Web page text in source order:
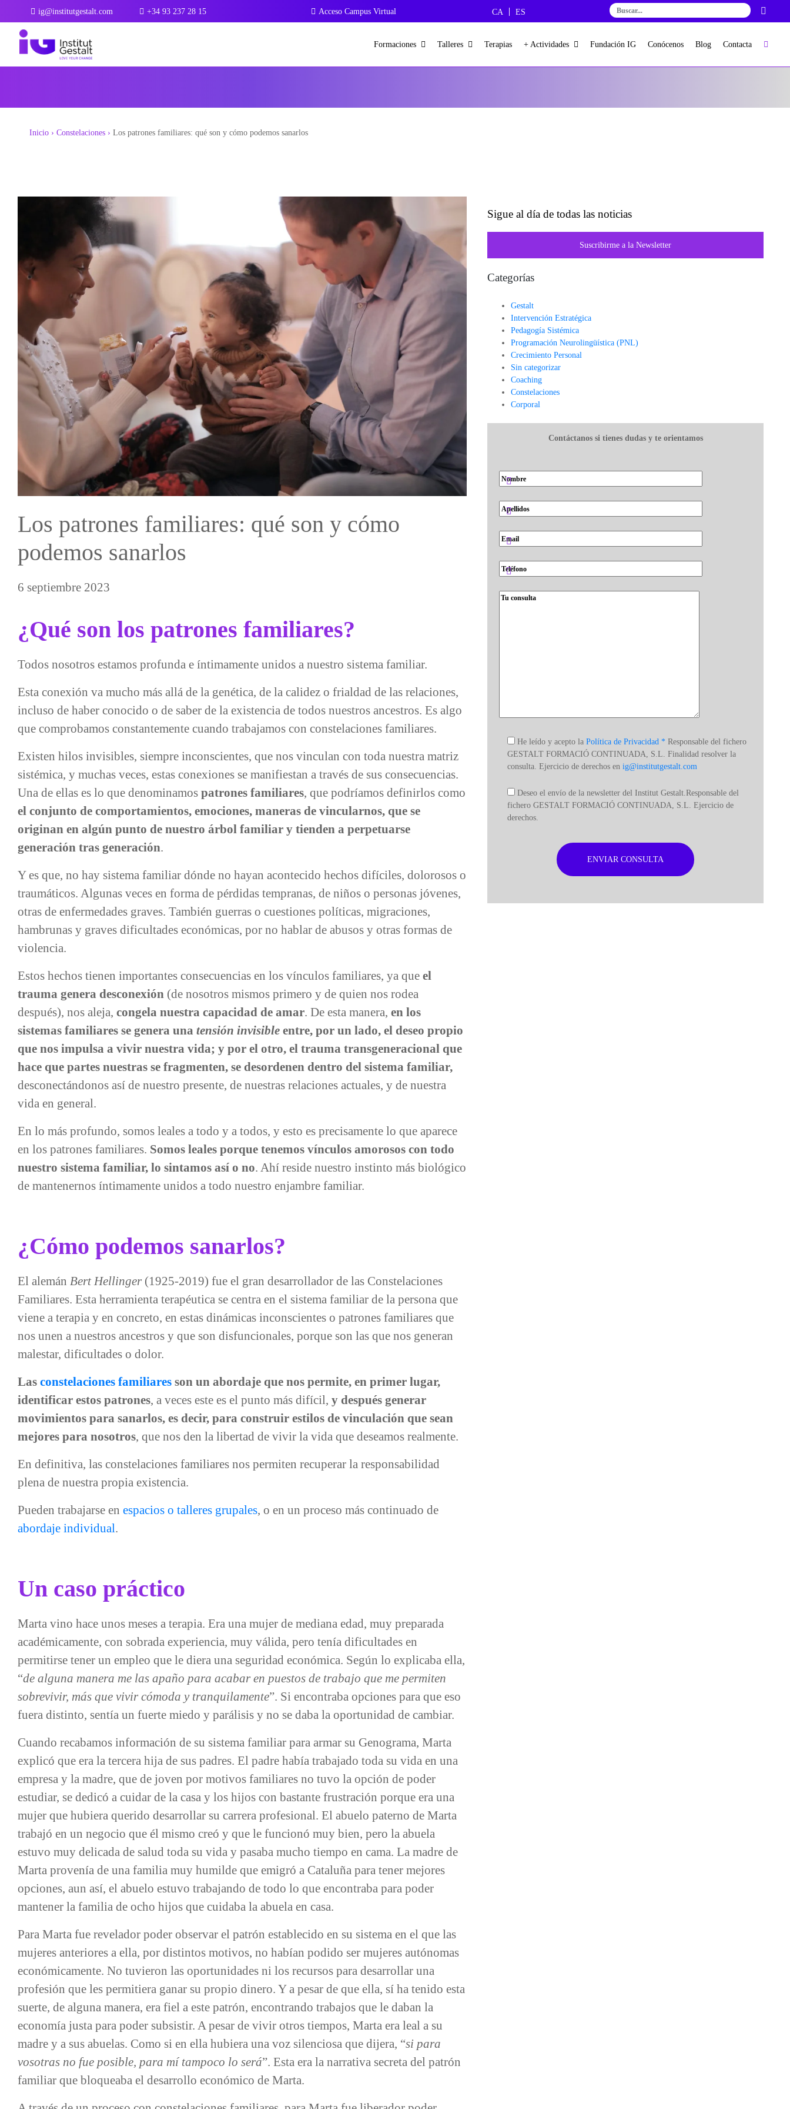
al
contenido
ig@institutgestalt.com +34 93 237 28 15 Acceso Campus Virtual CA ES
Formaciones Talleres Terapias + Actividades Fundación IG Conócenos Blog Contacta
Blog
Inicio › Constelaciones › Los patrones familiares: qué son y cómo podemos sanarlos
Los patrones familiares: qué son y cómo
podemos sanarlos
6 septiembre 2023
¿Qué son los patrones familiares?
Todos nosotros estamos profunda e íntimamente unidos a nuestro sistema familiar.
Esta conexión va mucho más allá de la genética, de la calidez o frialdad de las relaciones,
incluso de haber conocido o de saber de la existencia de todos nuestros ancestros. Es algo
que comprobamos constantemente cuando trabajamos con constelaciones familiares.
Existen hilos invisibles, siempre inconscientes, que nos vinculan con toda nuestra matriz
sistémica, y muchas veces, estas conexiones se manifiestan a través de sus consecuencias.
Una de ellas es lo que denominamos patrones familiares, que podríamos definirlos como
el conjunto de comportamientos, emociones, maneras de vincularnos, que se
originan en algún punto de nuestro árbol familiar y tienden a perpetuarse
generación tras generación.
Y es que, no hay sistema familiar dónde no hayan acontecido hechos difíciles, dolorosos o
traumáticos. Algunas veces en forma de pérdidas tempranas, de niños o personas jóvenes,
otras de enfermedades graves. También guerras o cuestiones políticas, migraciones,
hambrunas y graves dificultades económicas, por no hablar de abusos y otras formas de
violencia.
Estos hechos tienen importantes consecuencias en los vínculos familiares, ya que el
trauma genera desconexión (de nosotros mismos primero y de quien nos rodea
después), nos aleja, congela nuestra capacidad de amar. De esta manera, en los
sistemas familiares se genera una tensión invisible entre, por un lado, el deseo propio
que nos impulsa a vivir nuestra vida; y por el otro, el trauma transgeneracional que
hace que partes nuestras se fragmenten, se desordenen dentro del sistema familiar,
desconectándonos así de nuestro presente, de nuestras relaciones actuales, y de nuestra
vida en general.
En lo más profundo, somos leales a todo y a todos, y esto es precisamente lo que aparece
en los patrones familiares. Somos leales porque tenemos vínculos amorosos con todo
nuestro sistema familiar, lo sintamos así o no. Ahí reside nuestro instinto más biológico
de mantenernos íntimamente unidos a todo nuestro enjambre familiar.
¿Cómo podemos sanarlos?
El alemán Bert Hellinger (1925-2019) fue el gran desarrollador de las Constelaciones
Familiares. Esta herramienta terapéutica se centra en el sistema familiar de la persona que
viene a terapia y en concreto, en estas dinámicas inconscientes o patrones familiares que
nos unen a nuestros ancestros y que son disfuncionales, porque son las que nos generan
malestar, dificultades o dolor.
Las constelaciones familiares son un abordaje que nos permite, en primer lugar,
identificar estos patrones, a veces este es el punto más difícil, y después generar
movimientos para sanarlos, es decir, para construir estilos de vinculación que sean
mejores para nosotros, que nos den la libertad de vivir la vida que deseamos realmente.
En definitiva, las constelaciones familiares nos permiten recuperar la responsabilidad
plena de nuestra propia existencia.
Pueden trabajarse en espacios o talleres grupales, o en un proceso más continuado de
abordaje individual.
Un caso práctico
Marta vino hace unos meses a terapia. Era una mujer de mediana edad, muy preparada
académicamente, con sobrada experiencia, muy válida, pero tenía dificultades en
permitirse tener un empleo que le diera una seguridad económica. Según lo explicaba ella,
“de alguna manera me las apaño para acabar en puestos de trabajo que me permiten
sobrevivir, más que vivir cómoda y tranquilamente”. Si encontraba opciones para que eso
fuera distinto, sentía un fuerte miedo y parálisis y no se daba la oportunidad de cambiar.
Cuando recabamos información de su sistema familiar para armar su Genograma, Marta
explicó que era la tercera hija de sus padres. El padre había trabajado toda su vida en una
empresa y la madre, que de joven por motivos familiares no tuvo la opción de poder
estudiar, se dedicó a cuidar de la casa y los hijos con bastante frustración porque era una
mujer que hubiera querido desarrollar su carrera profesional. El abuelo paterno de Marta
trabajó en un negocio que él mismo creó y que le funcionó muy bien, pero la abuela
estuvo muy delicada de salud toda su vida y pasaba mucho tiempo en cama. La madre de
Marta provenía de una familia muy humilde que emigró a Cataluña para tener mejores
opciones, aun así, el abuelo estuvo trabajando de todo lo que encontraba para poder
mantener la familia de ocho hijos que cuidaba la abuela en casa.
Para Marta fue revelador poder observar el patrón establecido en su sistema en el que las
mujeres anteriores a ella, por distintos motivos, no habían podido ser mujeres autónomas
económicamente. No tuvieron las oportunidades ni los recursos para desarrollar una
profesión que les permitiera ganar su propio dinero. Y a pesar de que ella, sí ha tenido esta
suerte, de alguna manera, era fiel a este patrón, encontrando trabajos que le daban la
economía justa para poder subsistir. A pesar de vivir otros tiempos, Marta era leal a su
madre y a sus abuelas. Como si en ella hubiera una voz silenciosa que dijera, “si para
vosotras no fue posible, para mí tampoco lo será”. Esta era la narrativa secreta del patrón
familiar que bloqueaba el desarrollo económico de Marta.
Sigue al día de todas las noticias
Suscribirme a la Newsletter
Categorías
Gestalt
Intervención Estratégica
Pedagogía Sistémica
Programación Neurolingüística (PNL)
Crecimiento Personal
Sin categorizar
Coaching
Constelaciones
Corporal
Contáctanos si tienes dudas y te orientamos
He leído y acepto la Política de Privacidad * Responsable del fichero
GESTALT FORMACIÓ CONTINUADA, S.L. Finalidad resolver la
consulta. Ejercicio de derechos en ig@institutgestalt.com
Deseo el envío de la newsletter del Institut Gestalt.Responsable del
fichero GESTALT FORMACIÓ CONTINUADA, S.L. Ejercicio de
derechos.